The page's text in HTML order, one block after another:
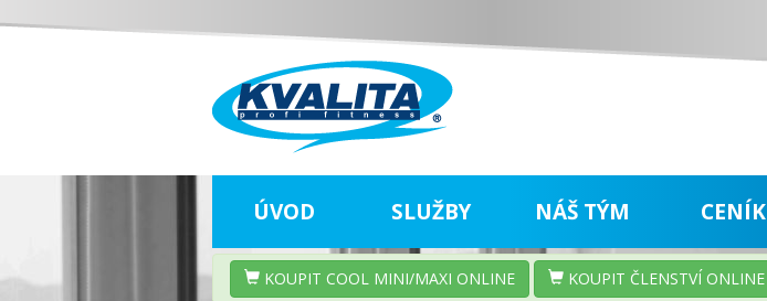
ÚVOD SLUŽBY NÁŠ TÝM CENÍK
KOUPIT COOL MINI/MAXI ONLINE KOUPIT ČLENSTVÍ ONLINE